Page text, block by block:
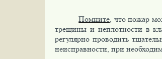
Помните, что пожар
трещины и неплотности в
регулярно проводить
неисправности, при